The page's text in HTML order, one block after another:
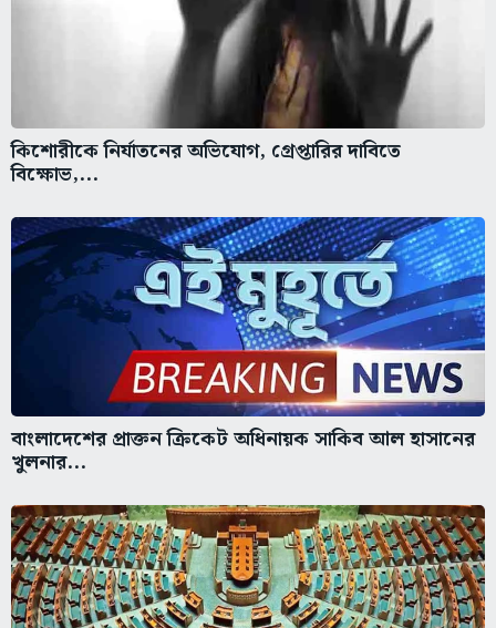
কিশোরীকে নির্যাতনের অভিযোগ, গ্রেপ্তারির দাবিতে
বিক্ষোভ,...
বাংলাদেশের প্রাক্তন ক্রিকেট অধিনায়ক সাকিব আল হাসানের
খুলনার...